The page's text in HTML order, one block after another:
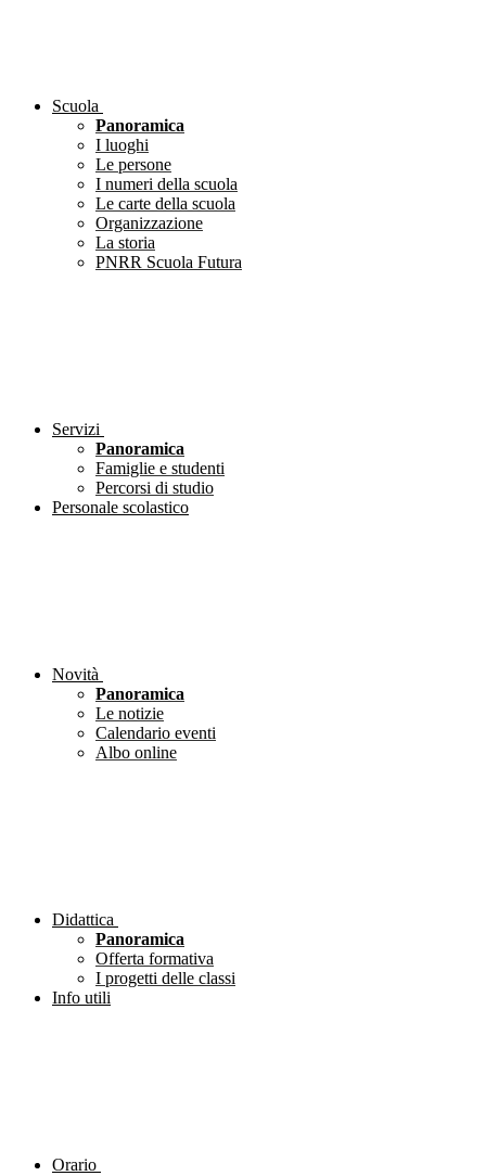
Scuola
Panoramica
I luoghi
Le persone
I numeri della scuola
Le carte della scuola
Organizzazione
La storia
PNRR Scuola Futura
Servizi
Panoramica
Famiglie e studenti
Percorsi di studio
Personale scolastico
Novità
Panoramica
Le notizie
Calendario eventi
Albo online
Didattica
Panoramica
Offerta formativa
I progetti delle classi
Info utili
Orario